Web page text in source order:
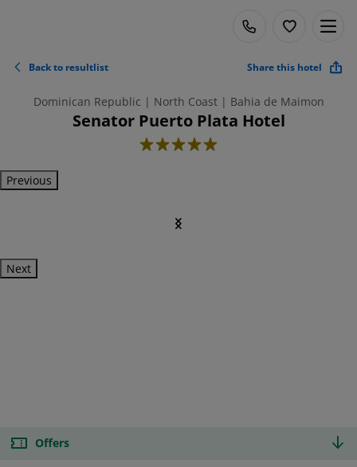
Back to resultlist Share this hotel
Dominican Republic | North Coast | Bahia de Maimon
Senator Puerto Plata Hotel
5
Previous
Next
Offers